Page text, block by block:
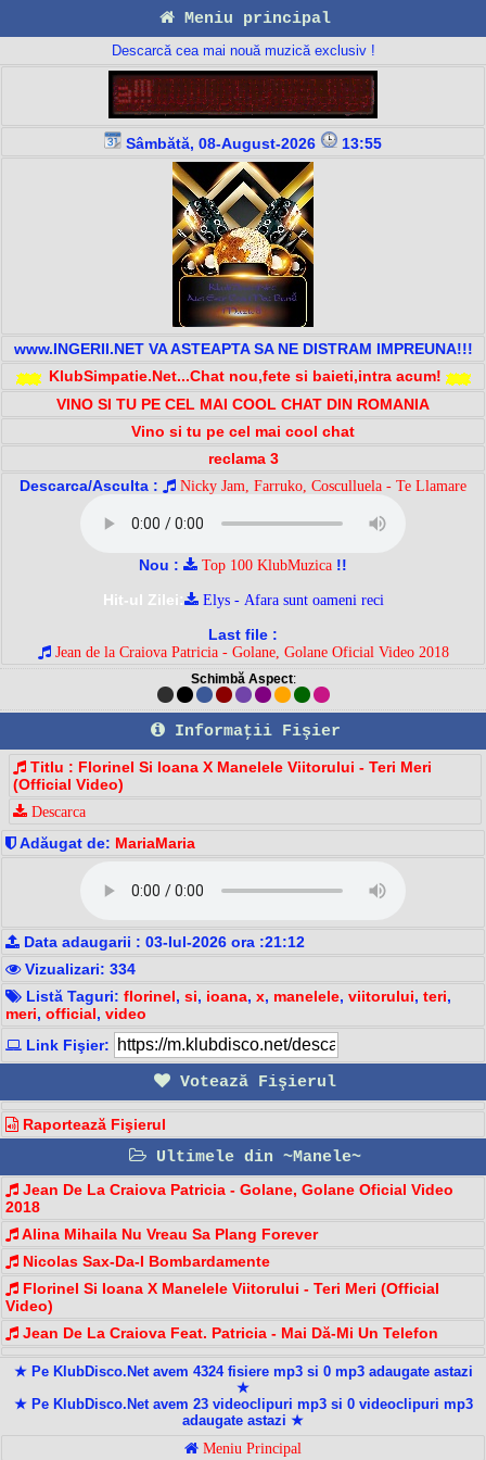
Meniu principal
Descarcă cea mai nouă muzică exclusiv !
Sâmbătă, 08-August-2026 13:55
www.INGERII.NET VA ASTEAPTA SA NE DISTRAM IMPREUNA!!!
KlubSimpatie.Net...Chat nou,fete si baieti,intra acum!
VINO SI TU PE CEL MAI COOL CHAT DIN ROMANIA
Vino si tu pe cel mai cool chat
reclama 3
Descarca/Asculta :
Nicky Jam, Farruko, Cosculluela - Te Llamare
Nou : Top 100 KlubMuzica !!
Hit-ul Zilei:
Elys - Afara sunt oameni reci
Last file :
Jean de la Craiova Patricia - Golane, Golane Oficial Video 2018
Schimbă Aspect:
Informaţii Fişier
Titlu : Florinel Si Ioana X Manelele Viitorului - Teri Meri
(Official Video)
Descarca
Adăugat de: MariaMaria
Data adaugarii : 03-Iul-2026 ora :21:12
Vizualizari: 334
Listă Taguri: florinel, si, ioana, x, manelele, viitorului, teri,
meri, official, video
Link Fişier:
Votează Fişierul
Raportează Fişierul
Ultimele din ~Manele~
Jean De La Craiova Patricia - Golane, Golane Oficial Video
2018
Alina Mihaila Nu Vreau Sa Plang Forever
Nicolas Sax-Da-I Bombardamente
Florinel Si Ioana X Manelele Viitorului - Teri Meri (Official
Video)
Jean De La Craiova Feat. Patricia - Mai Dă-Mi Un Telefon
★ Pe KlubDisco.Net avem 4324 fisiere mp3 si 0 mp3 adaugate astazi
★
★ Pe KlubDisco.Net avem 23 videoclipuri mp3 si 0 videoclipuri mp3
adaugate astazi ★
Meniu Principal